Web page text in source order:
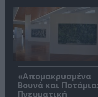
«Απομακρυσμένα
Βουνά και Ποτάμια:
Πνευματική